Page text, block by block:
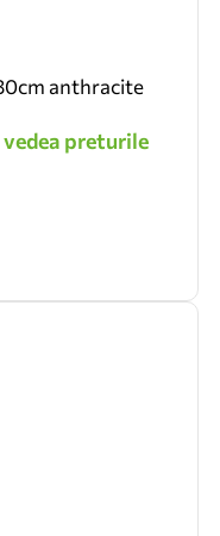
anthracite
preturile